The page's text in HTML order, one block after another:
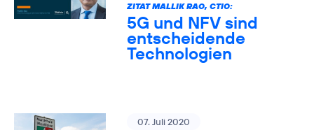
ZITAT MALLIK RAO, CTIO:
5G und NFV sind
entscheidende
Technologien
07. Juli 2020